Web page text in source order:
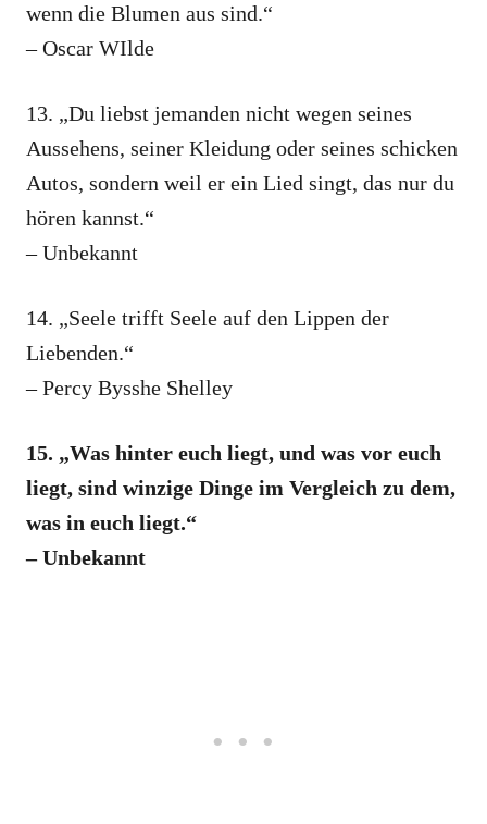
wenn die Blumen aus sind.“
– Oscar WIlde
13. „Du liebst jemanden nicht wegen seines
Aussehens, seiner Kleidung oder seines schicken
Autos, sondern weil er ein Lied singt, das nur du
hören kannst.“
– Unbekannt
14. „Seele trifft Seele auf den Lippen der
Liebenden.“
– Percy Bysshe Shelley
15. „Was hinter euch liegt, und was vor euch
liegt, sind winzige Dinge im Vergleich zu dem,
was in euch liegt.“
– Unbekannt